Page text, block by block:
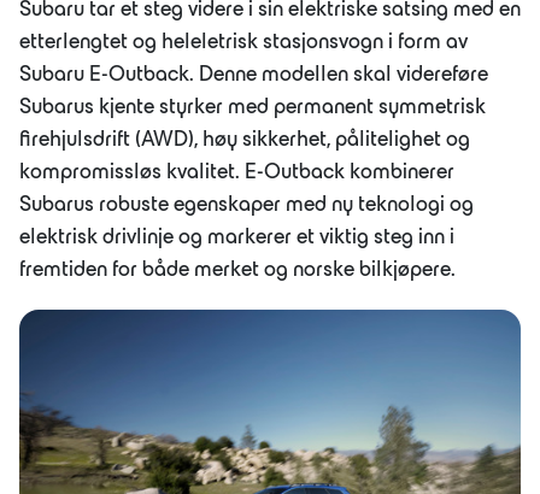
Subaru tar et steg videre i sin elektriske satsing med en
etterlengtet og heleletrisk stasjonsvogn i form av
Subaru E-Outback. Denne modellen skal videreføre
Subarus kjente styrker med permanent symmetrisk
firehjulsdrift (AWD), høy sikkerhet, pålitelighet og
kompromissløs kvalitet. E-Outback kombinerer
Subarus robuste egenskaper med ny teknologi og
elektrisk drivlinje og markerer et viktig steg inn i
fremtiden for både merket og norske bilkjøpere.